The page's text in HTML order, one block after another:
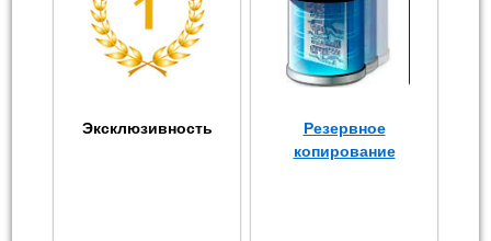
Эксклюзивность
Резервное
копирование